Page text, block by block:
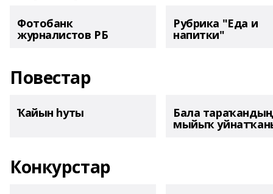
Фотобанк
журналистов РБ
Рубрика "Еда и
напитки"
Повестар
Ҡайын һуты Бала тараҡандың
мыйыҡ
Конкурстар